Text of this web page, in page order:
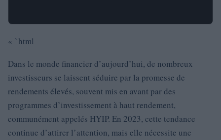
« `html
Dans le monde financier d’aujourd’hui, de nombreux
investisseurs se laissent séduire par la promesse de
rendements élevés, souvent mis en avant par des
programmes d’investissement à haut rendement,
communément appelés HYIP. En 2023, cette tendance
continue d’attirer l’attention, mais elle nécessite une